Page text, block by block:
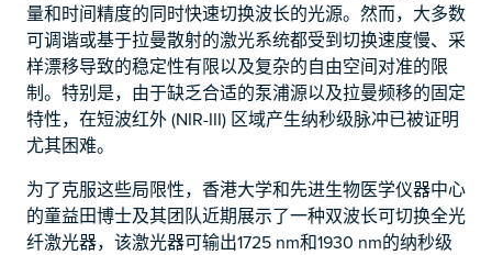
量和时间精度的同时快速切换波长的光源。然而，大多数
可调谐或基于拉曼散射的激光系统都受到切换速度慢、采
样漂移导致的稳定性有限以及复杂的自由空间对准的限
制。特别是，由于缺乏合适的泵浦源以及拉曼频移的固定
特性，在短波红外 (NIR-III) 区域产生纳秒级脉冲已被证明
尤其困难。
为了克服这些局限性，香港大学和先进生物医学仪器中心
的童益田博士及其团队近期展示了一种双波长可切换全光
纤激光器，该激光器可输出1725 nm和1930 nm的纳秒级